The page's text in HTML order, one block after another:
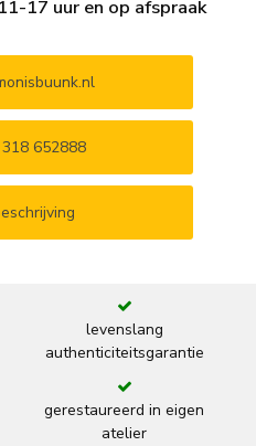
17 uur en op afspraak
652888
levenslang
authenticiteitsgarantie
gerestaureerd in eigen
atelier